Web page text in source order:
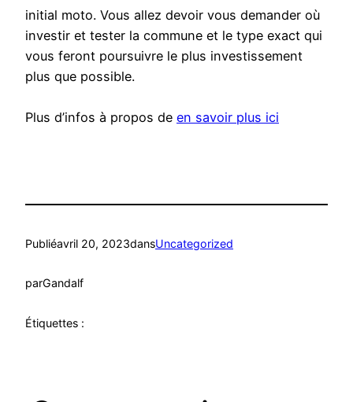
initial moto. Vous allez devoir vous demander où
investir et tester la commune et le type exact qui
vous feront poursuivre le plus investissement
plus que possible.
Plus d’infos à propos de en savoir plus ici
Publiéavril 20, 2023dansUncategorized
parGandalf
Étiquettes :